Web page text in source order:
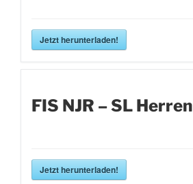
Jetzt herunterladen!
FIS NJR – SL Herren
Jetzt herunterladen!